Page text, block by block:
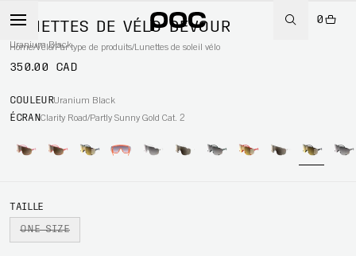
0
Home/Vélo/Par type de produits/Lunettes de soleil vélo
LUNETTES DE VÉLO DEVOUR
Uranium Black
350.00 CAD
COULEURUranium Black
ÉCRANClarity Road/Partly Sunny Gold Cat. 2
TAILLE
ONE SIZE